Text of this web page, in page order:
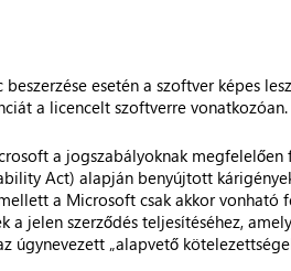
esetén a szoftver képes
a licencelt szoftverre vonatkozóan.
a jogszabályoknak megfelelően
Act) alapján benyújtott
a Microsoft csak akkor vonható
a jelen szerződés teljesítéséhez,
úgynevezett „alapvető